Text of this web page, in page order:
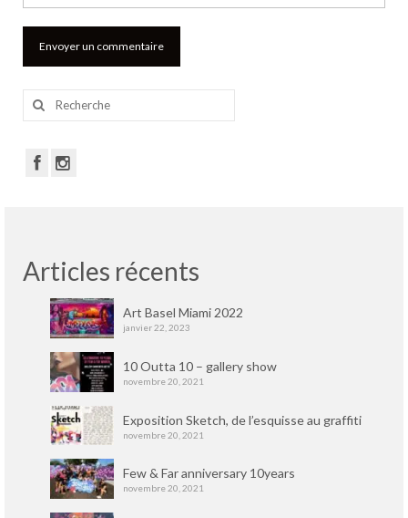
Rechercher
Articles récents
Art Basel Miami 2022
janvier 22, 2023
10 Outta 10 – gallery show
novembre 20, 2021
Exposition Sketch, de l’esquisse au graffiti
novembre 20, 2021
Few & Far anniversary 10years
novembre 20, 2021